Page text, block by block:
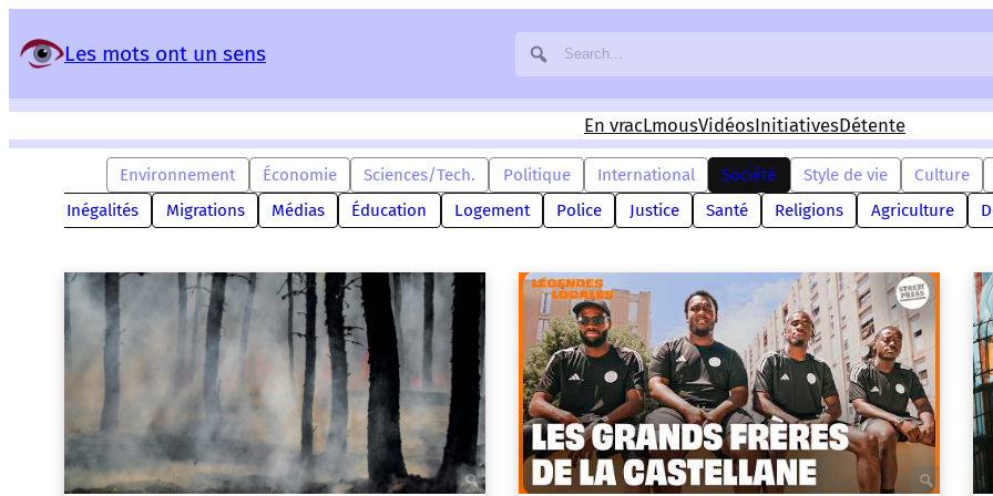
Les mots ont un sens
En vracLmousVidéosInitiativesDétente
Environnement Économie Sciences/Tech. Politique International Société Style de vie Culture
Inégalités Migrations Médias Éducation Logement Police Justice Santé Religions Agriculture
Panneau de gestion des services